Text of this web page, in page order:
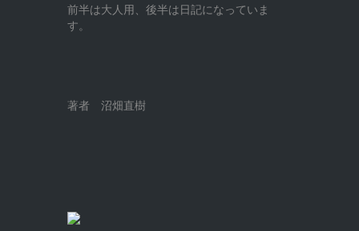
前半は大人用、後半は日記になっていま
す。
著者 沼畑直樹